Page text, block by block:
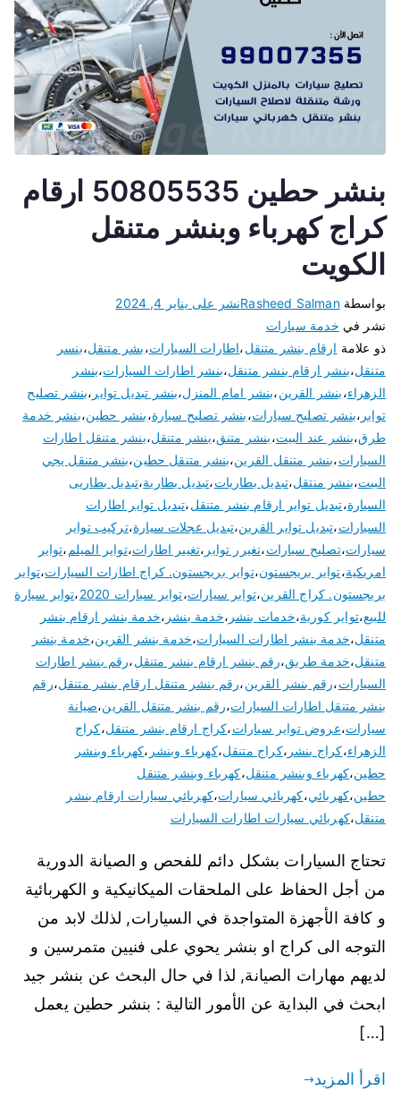
بنشر حطين 50805535 ارقام
كراج كهرباء وبنشر متنقل
الكويت
بواسطةRasheed Salmanنشر على يناير 4, 2024
نشر في خدمة سيارات
ذو علامة ارقام بنشر متنقل،اطارات السيارات،بشر متنقل،بنسر
متنقل،بنشر ارقام بنشر متنقل،بنشر اطارات السيارات،بنشر
الزهراء،بنشر القرين،بنشر امام المنزل،بنشر تبديل تواير ،بنشر تصليح
تواير ،بنشر تصليح سيارات،بنشر تصليح سيارة،بنشر حطين،بنشر خدمة
طرق،بنشر عند البيت،بنشر متنق،بنشر متنقل،بنشر متنقل اطارات
السيارات،بنشر متنقل القرين،بنشر متنقل حطين،بنشر متنقل يجي
البيت،بنشر منتقل،تبديل بطاريات،تبديل بطارية،تبديل بطاريى
السيارة،تبديل تواير ارقام بنشر متنقل،تبديل تواير اطارات
السيارات،تبديل تواير القرين،تبديل عجلات سيارة،تركيب تواير
سيارات،تصليح سيارات،تغيرر تواير ،تغيير اطارات،تواير الميلم ،تواير
امريكية،تواير بريجستون،تواير بريجستون. كراج اطارات السيارات،تواير
بريجستون. كراج القرين،تواير سيارات،تواير سيارات 2020 ،تواير سيارة
للبيع،تواير كورية،خدمات بنشر ،خدمة بنشر ،خدمة بنشر ارقام بنشر
متنقل،خدمة بنشر اطارات السيارات،خدمة بنشر القرين،خدمة بنشر
متنقل،خدمة طريق،رقم بنشر ارقام بنشر متنقل،رقم بنشر اطارات
السيارات،رقم بنشر القرين،رقم بنشر متنقل ارقام بنشر متنقل،رقم
بنشر متنقل اطارات السيارات،رقم بنشر متنقل القرين،صيانة
سيارات،عروض تواير سيارات،كراج ارقام بنشر متنقل،كراج
الزهراء،كراج بنشر ،كراج متنقل،كهرباء وبنشر ،كهرباء وبنشر
حطين،كهرباء وبنشر متنقل،كهرباء وبنشر متنقل
حطين،كهربائي،كهربائي سيارات،كهربائي سيارات ارقام بنشر
متنقل،كهربائي سيارات اطارات السيارات
تحتاج السيارات بشكل دائم للفحص و الصيانة الدورية
من أجل الحفاظ على الملحقات الميكانيكية و الكهربائية
و كافة الأجهزة المتواجدة في السيارات, لذلك لابد من
التوجه الى كراج او بنشر يحوي على فنيين متمرسين و
لديهم مهارات الصيانة, لذا في حال البحث عن بنشر جيد
ابحث في البداية عن الأمور التالية : بنشر حطين يعمل
[…]
اقرأ المزيد